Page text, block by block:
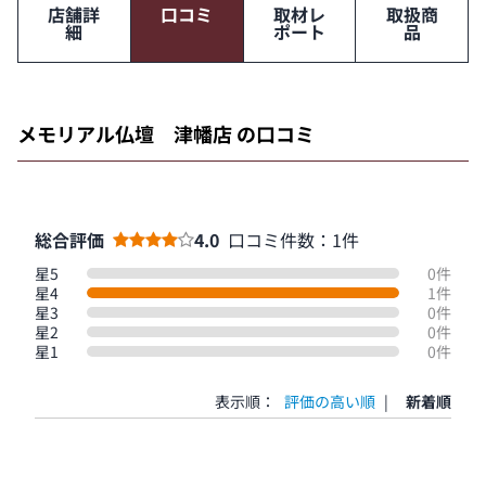
店舗詳
細
口コミ 取材レ
ポート
取扱商
品
メモリアル仏壇 津幡店 の口コミ
総合評価 4.0 口コミ件数：1件
星5
0件
星4
1件
星3
0件
星2
0件
星1
0件
表示順： 評価の高い順 | 新着順